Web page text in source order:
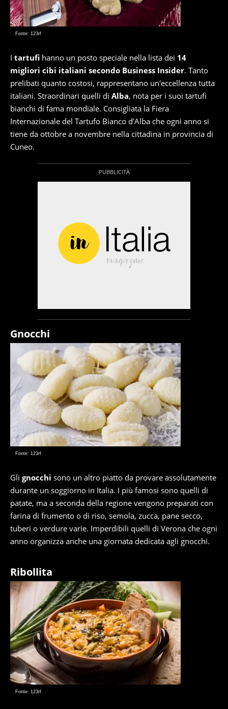
Fonte: 123rf
I tartufi hanno un posto speciale nella lista dei 14
migliori cibi italiani secondo Business Insider. Tanto
prelibati quanto costosi, rappresentano un'eccellenza tutta
italiani. Straordinari quelli di Alba, nota per i suoi tartufi
bianchi di fama mondiale. Consigliata la Fiera
Internazionale del Tartufo Bianco d'Alba che ogni anno si
tiene da ottobre a novembre nella cittadina in provincia di
Cuneo.
Gnocchi
Fonte: 123rf
Gli gnocchi sono un altro piatto da provare assolutamente
durante un soggiorno in Italia. I più famosi sono quelli di
patate, ma a seconda della regione vengono preparati con
farina di frumento o di riso, semola, zucca, pane secco,
tuberi o verdure varie. Imperdibili quelli di Verona che ogni
anno organizza anche una giornata dedicata agli gnocchi.
Ribollita
Fonte: 123rf